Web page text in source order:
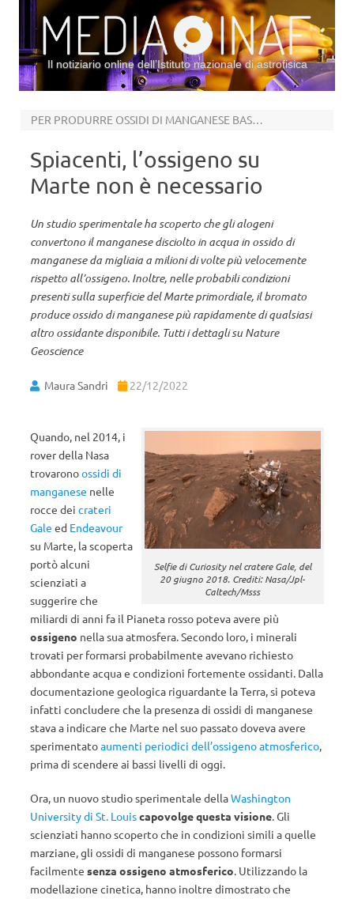
Il notiziario online dell’Istituto nazionale di astrofisica
PER PRODURRE OSSIDI DI MANGANESE BASTANO GLI ALOGENI
Spiacenti, l’ossigeno su
Marte non è necessario
Un studio sperimentale ha scoperto che gli alogeni
convertono il manganese disciolto in acqua in ossido di
manganese da migliaia a milioni di volte più velocemente
rispetto all’ossigeno. Inoltre, nelle probabili condizioni
presenti sulla superficie del Marte primordiale, il bromato
produce ossido di manganese più rapidamente di qualsiasi
altro ossidante disponibile. Tutti i dettagli su Nature
Geoscience
Maura Sandri 22/12/2022
Selfie di Curiosity nel cratere Gale, del
20 giugno 2018. Crediti: Nasa/Jpl-
Caltech/Msss
Quando, nel 2014, i
rover della Nasa
trovaronoossidi di
manganese nelle
rocce dei crateri
Gale ed Endeavour
su Marte, la scoperta
portò alcuni
scienziati a
suggerire che
miliardi di anni fa il Pianeta rosso poteva avere più
ossigeno nella sua atmosfera. Secondo loro, i minerali
trovati per formarsi probabilmente avevano richiesto
abbondante acqua e condizioni fortemente ossidanti. Dalla
documentazione geologica riguardante la Terra, si poteva
infatti concludere che la presenza di ossidi di manganese
stava a indicare che Marte nel suo passato doveva avere
sperimentatoaumenti periodici dell’ossigeno atmosferico,
prima di scendere ai bassi livelli di oggi.
Ora, un nuovo studio sperimentale dellaWashington
University di St. Louiscapovolge questa visione. Gli
scienziati hanno scoperto che in condizioni simili a quelle
marziane, gli ossidi di manganese possono formarsi
facilmente senza ossigeno atmosferico. Utilizzando la
modellazione cinetica, hanno inoltre dimostrato che